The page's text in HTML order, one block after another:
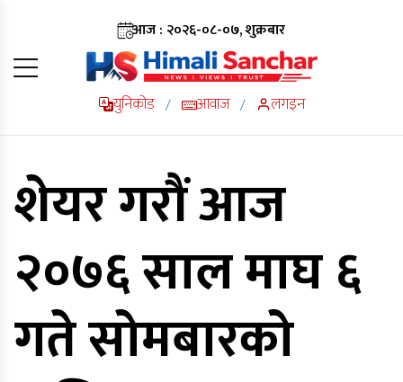
आज : २०२६-०८-०७, शुक्रबार
युनिकोड / आवाज / लगइन
शेयर गरौं आज
२०७६ साल माघ ६
गते सोमबारको